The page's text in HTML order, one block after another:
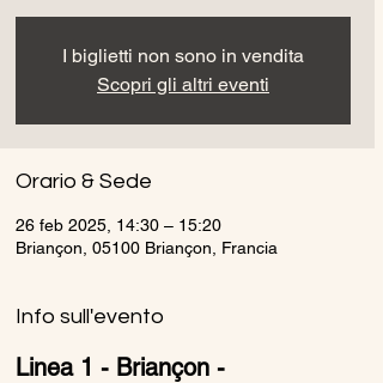
I biglietti non sono in vendita
Scopri gli altri eventi
Orario & Sede
26 feb 2025, 14:30 – 15:20
Briançon, 05100 Briançon, Francia
Info sull'evento
Linea 1 - Briançon -